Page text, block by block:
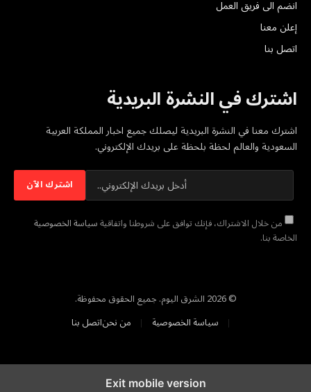
انضم الى فريق العمل
إعلن معنا
اتصل بنا
اشترك في النشرة البريدية
اشترك معنا في النشرة البريدية ليصلك جميع اخبار المملكة العربية
السعودية والعالم لحظة بلحظة على بريدك الإلكتروني.
من خلال الاشتراك، فإنك توافق على شروطنا واتفاقيةسياسة الخصوصية
الخاصة بنا.
© 2026 الشرق اليوم. جميع الحقوق محفوظة.
سياسة الخصوصية
من نحناتصل بنا
Exit mobile version